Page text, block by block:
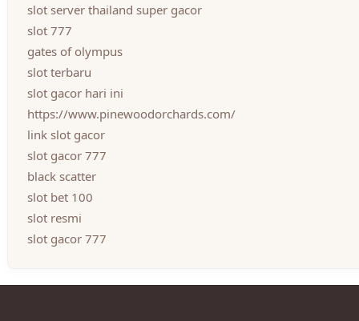
slot server thailand super gacor
slot 777
gates of olympus
slot terbaru
slot gacor hari ini
https://www.pinewoodorchards.com/
link slot gacor
slot gacor 777
black scatter
slot bet 100
slot resmi
slot gacor 777